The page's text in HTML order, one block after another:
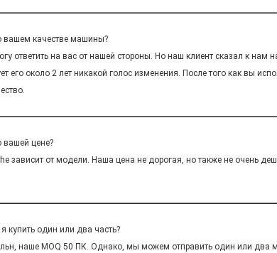
вашем качестве машины?
ответить на вас от нашей стороны. Но наш клиент сказал к нам
его около 2 лет никакой голос изменения. После того как вы
вашей цене?
зависит от модели. Наша цена не дорогая, но также не очень
купить один или два часть?
наше MOQ 50 ПК. Однако, мы можем отправить один или два